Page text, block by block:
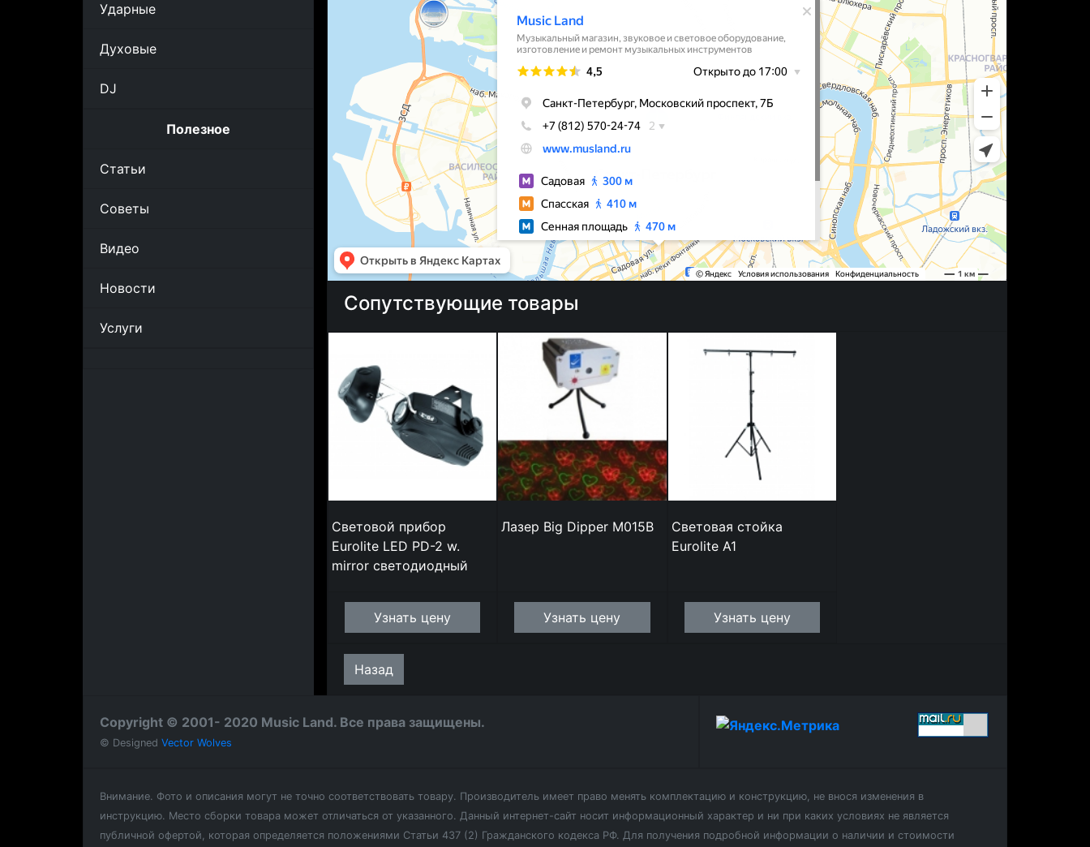
Ударные
Духовые
DJ
Полезное
Статьи
Советы
Видео
Новости
Услуги
Сопутствующие товары
Световой прибор
Eurolite LED PD-2 w.
mirror светодиодный
Узнать цену
Лазер Big Dipper M015B
Узнать цену
Световая стойка
Eurolite A1
Узнать цену
Назад
Copyright © 2001- 2020 Music Land. Все права защищены.
© Designed Vector Wolves
Внимание. Фото и описания могут не точно соответствовать товару. Производитель имеет право менять комплектацию и конструкцию, не внося изменения в
инструкцию. Место сборки товара может отличаться от указанного. Данный интернет-сайт носит информационный характер и ни при каких условиях не является
публичной офертой, которая определяется положениями Статьи 437 (2) Гражданского кодекса РФ. Для получения подробной информации о наличии и стоимости